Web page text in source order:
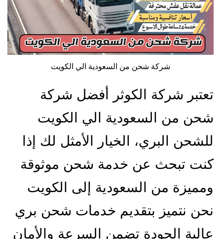
شركة شحن من السعودية الي الكويت
تعتبر شركة الكوثر أفضل شركة
شحن من السعودية الي الكويت
للشحن البري، الخيار الأمثل لك إذا
كنت تبحث عن خدمة شحن موثوقة
ومميزة من السعودية إلى الكويت
نحن نتميز بتقديم خدمات شحن بري
عالية الجودة تضمن السرعة والأمان